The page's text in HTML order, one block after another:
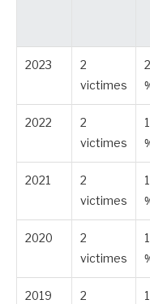
2023
2
victimes
2022
2
victimes
2021
2
victimes
2020
2
victimes
2019
2